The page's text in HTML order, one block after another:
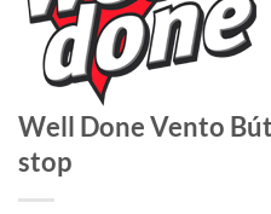
Well Done Vento
stop